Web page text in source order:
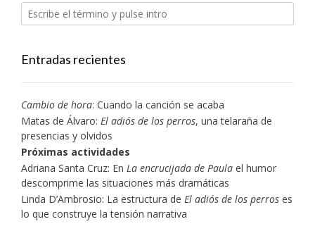
Entradas recientes
Cambio de hora: Cuando la canción se acaba
Matas de Álvaro: El adiós de los perros, una telaraña de
presencias y olvidos
Próximas actividades
Adriana Santa Cruz: En La encrucijada de Paula el humor
descomprime las situaciones más dramáticas
Linda D’Ambrosio: La estructura de El adiós de los perros es
lo que construye la tensión narrativa